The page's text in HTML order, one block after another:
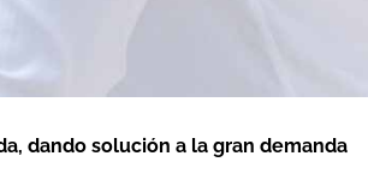
dando solución a la gran demanda